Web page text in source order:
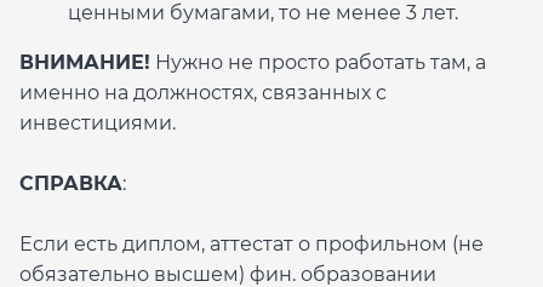
ценными бумагами, то не менее 3 лет.
ВНИМАНИЕ! Нужно не просто работать там, а
именно на должностях, связанных с
инвестициями.
СПРАВКА:
Если есть диплом, аттестат о профильном (не
обязательно высшем) фин. образовании